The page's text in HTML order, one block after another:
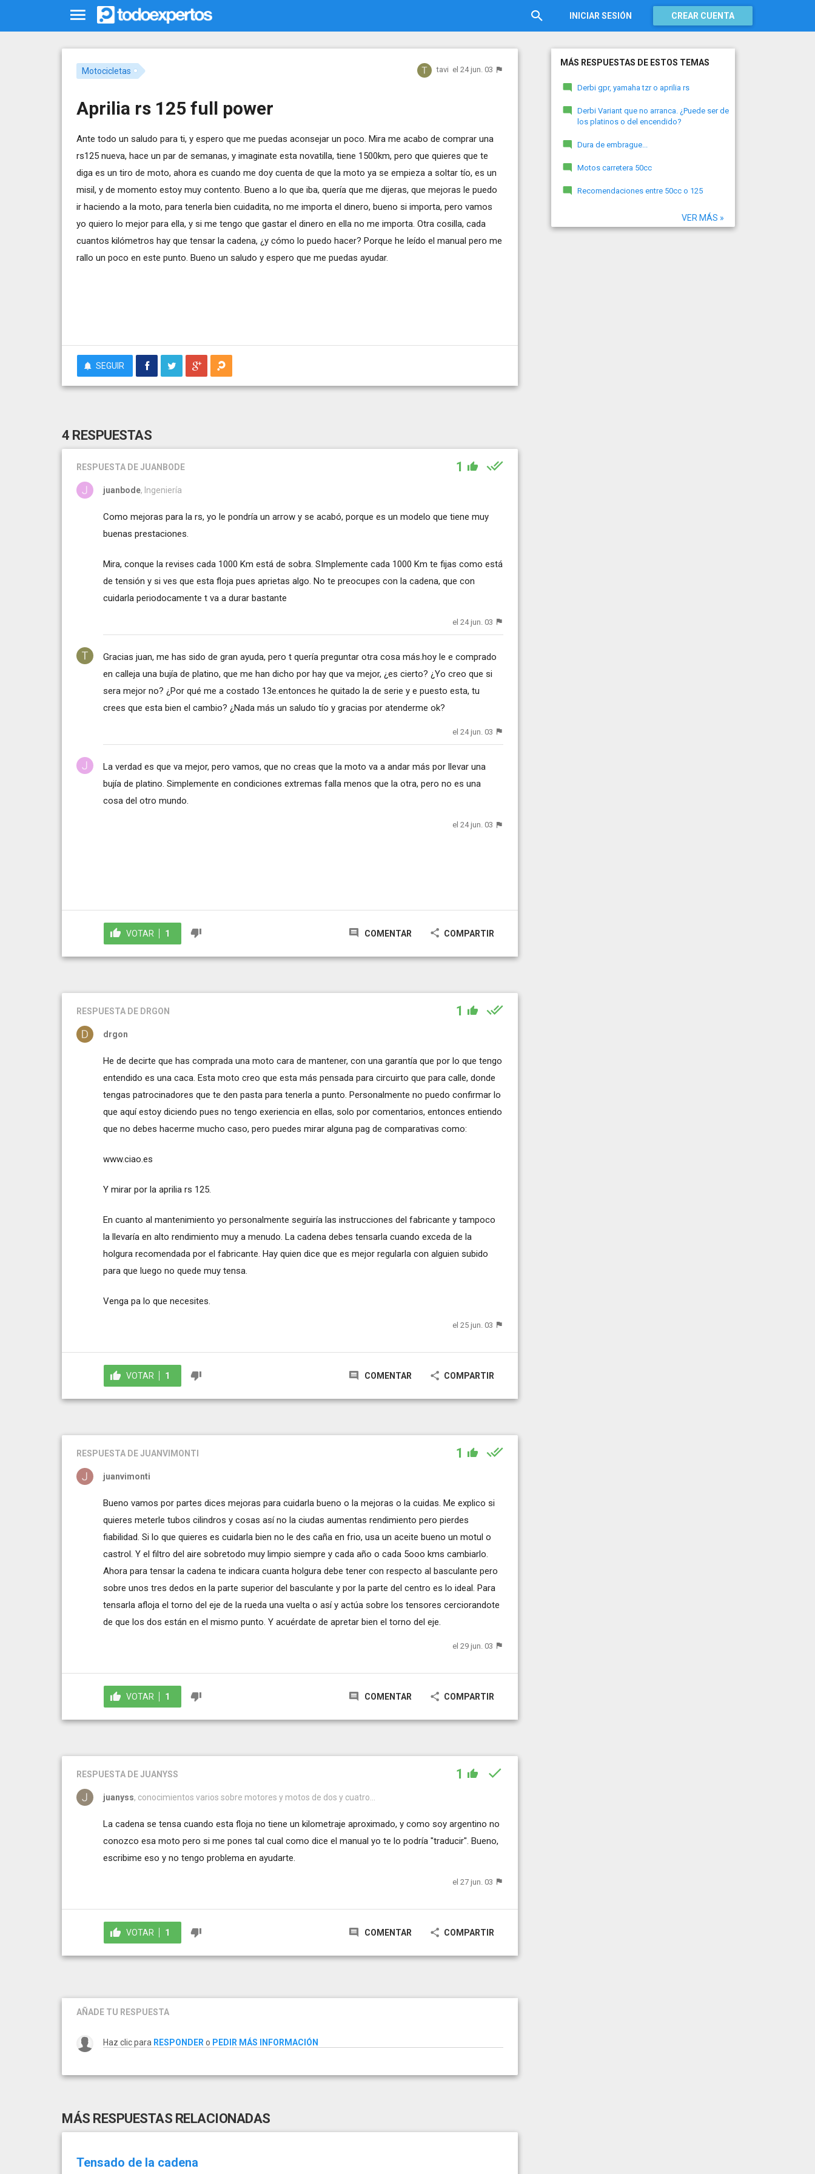
INICIAR SESIÓN CREAR CUENTA
Motocicletas tavi el 24 jun. 03
Aprilia rs 125 full power
Ante todo un saludo para ti, y espero que me puedas aconsejar un poco. Mira me acabo de comprar una
rs125 nueva, hace un par de semanas, y imaginate esta novatilla, tiene 1500km, pero que quieres que te
diga es un tiro de moto, ahora es cuando me doy cuenta de que la moto ya se empieza a soltar tío, es un
misil, y de momento estoy muy contento. Bueno a lo que iba, quería que me dijeras, que mejoras le puedo
ir haciendo a la moto, para tenerla bien cuidadita, no me importa el dinero, bueno si importa, pero vamos
yo quiero lo mejor para ella, y si me tengo que gastar el dinero en ella no me importa. Otra cosilla, cada
cuantos kilómetros hay que tensar la cadena, ¿y cómo lo puedo hacer? Porque he leído el manual pero me
rallo un poco en este punto. Bueno un saludo y espero que me puedas ayudar.
SEGUIR
4 RESPUESTAS
RESPUESTA DE JUANBODE 1
juanbode, Ingeniería
Como mejoras para la rs, yo le pondría un arrow y se acabó, porque es un modelo que tiene muy
buenas prestaciones.
Mira, conque la revises cada 1000 Km está de sobra. SImplemente cada 1000 Km te fijas como está
de tensión y si ves que esta floja pues aprietas algo. No te preocupes con la cadena, que con
cuidarla periodocamente t va a durar bastante
el 24 jun. 03
Gracias juan, me has sido de gran ayuda, pero t quería preguntar otra cosa más.hoy le e comprado
en calleja una bujía de platino, que me han dicho por hay que va mejor, ¿es cierto? ¿Yo creo que si
sera mejor no? ¿Por qué me a costado 13e.entonces he quitado la de serie y e puesto esta, tu
crees que esta bien el cambio? ¿Nada más un saludo tío y gracias por atenderme ok?
el 24 jun. 03
La verdad es que va mejor, pero vamos, que no creas que la moto va a andar más por llevar una
bujía de platino. Simplemente en condiciones extremas falla menos que la otra, pero no es una
cosa del otro mundo.
el 24 jun. 03
VOTAR 1 COMENTAR COMPARTIR
RESPUESTA DE DRGON 1
drgon
He de decirte que has comprada una moto cara de mantener, con una garantía que por lo que tengo
entendido es una caca. Esta moto creo que esta más pensada para circuirto que para calle, donde
tengas patrocinadores que te den pasta para tenerla a punto. Personalmente no puedo confirmar lo
que aquí estoy diciendo pues no tengo exeriencia en ellas, solo por comentarios, entonces entiendo
que no debes hacerme mucho caso, pero puedes mirar alguna pag de comparativas como:
www.ciao.es
Y mirar por la aprilia rs 125.
En cuanto al mantenimiento yo personalmente seguiría las instrucciones del fabricante y tampoco
la llevaría en alto rendimiento muy a menudo. La cadena debes tensarla cuando exceda de la
holgura recomendada por el fabricante. Hay quien dice que es mejor regularla con alguien subido
para que luego no quede muy tensa.
Venga pa lo que necesites.
el 25 jun. 03
VOTAR 1 COMENTAR COMPARTIR
RESPUESTA DE JUANVIMONTI 1
juanvimonti
Bueno vamos por partes dices mejoras para cuidarla bueno o la mejoras o la cuidas. Me explico si
quieres meterle tubos cilindros y cosas así no la ciudas aumentas rendimiento pero pierdes
fiabilidad. Si lo que quieres es cuidarla bien no le des caña en frio, usa un aceite bueno un motul o
castrol. Y el filtro del aire sobretodo muy limpio siempre y cada año o cada 5ooo kms cambiarlo.
Ahora para tensar la cadena te indicara cuanta holgura debe tener con respecto al basculante pero
sobre unos tres dedos en la parte superior del basculante y por la parte del centro es lo ideal. Para
tensarla afloja el torno del eje de la rueda una vuelta o así y actúa sobre los tensores cerciorandote
de que los dos están en el mismo punto. Y acuérdate de apretar bien el torno del eje.
el 29 jun. 03
VOTAR 1 COMENTAR COMPARTIR
RESPUESTA DE JUANYSS 1
juanyss, conocimientos varios sobre motores y motos de dos y cuatro...
La cadena se tensa cuando esta floja no tiene un kilometraje aproximado, y como soy argentino no
conozco esa moto pero si me pones tal cual como dice el manual yo te lo podría "traducir". Bueno,
escribime eso y no tengo problema en ayudarte.
el 27 jun. 03
VOTAR 1 COMENTAR COMPARTIR
AÑADE TU RESPUESTA
Haz clic para RESPONDERo PEDIR MÁS INFORMACIÓN
MÁS RESPUESTAS RELACIONADAS
Tensado de la cadena
MÁS RESPUESTAS DE ESTOS TEMAS
Derbi gpr, yamaha tzr o aprilia rs
Derbi Variant que no arranca. ¿Puede ser de
los platinos o del encendido?
Dura de embrague...
Motos carretera 50cc
Recomendaciones entre 50cc o 125
VER MÁS »